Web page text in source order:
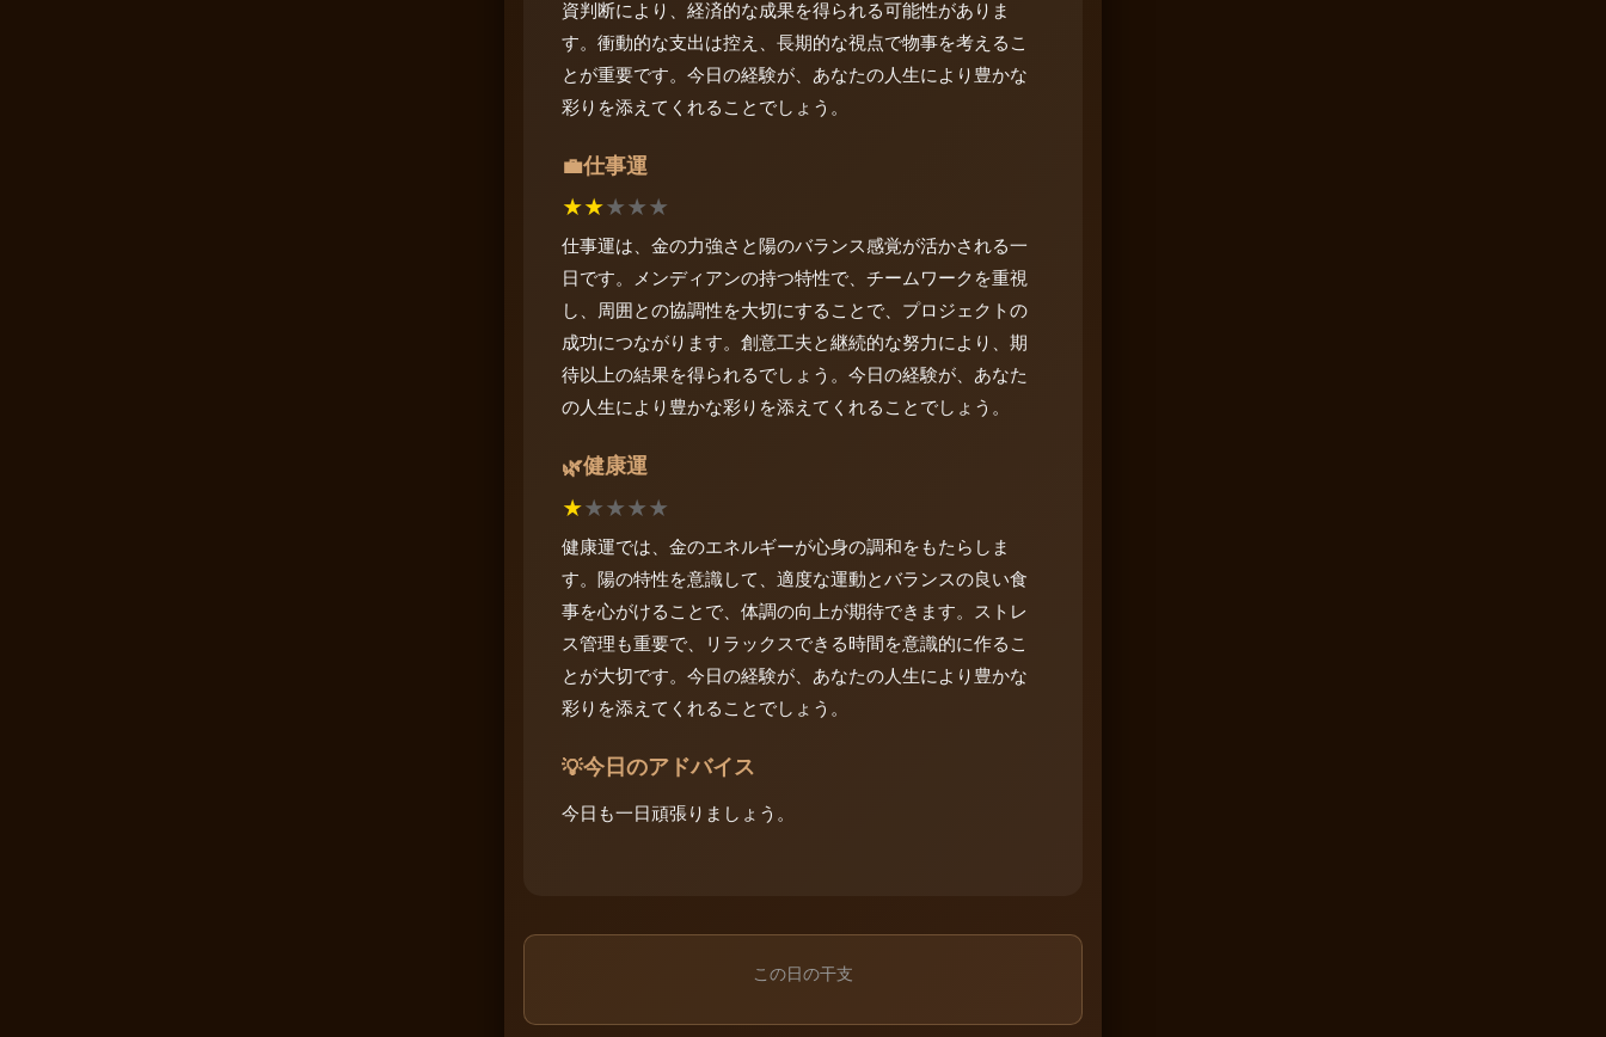
資判断により、経済的な成果を得られる可能性がありま
す。衝動的な支出は控え、長期的な視点で物事を考えるこ
とが重要です。今日の経験が、あなたの人生により豊かな
彩りを添えてくれることでしょう。
💼仕事運
★★★★★
仕事運は、金の力強さと陽のバランス感覚が活かされる一
日です。メンディアンの持つ特性で、チームワークを重視
し、周囲との協調性を大切にすることで、プロジェクトの
成功につながります。創意工夫と継続的な努力により、期
待以上の結果を得られるでしょう。今日の経験が、あなた
の人生により豊かな彩りを添えてくれることでしょう。
🌿健康運
★★★★★
健康運では、金のエネルギーが心身の調和をもたらしま
す。陽の特性を意識して、適度な運動とバランスの良い食
事を心がけることで、体調の向上が期待できます。ストレ
ス管理も重要で、リラックスできる時間を意識的に作るこ
とが大切です。今日の経験が、あなたの人生により豊かな
彩りを添えてくれることでしょう。
💡今日のアドバイス
今日も一日頑張りましょう。
この日の干支